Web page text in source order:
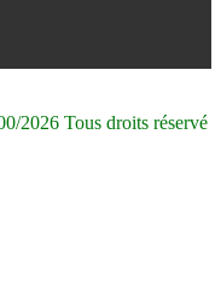
2026 Tous droits réservé